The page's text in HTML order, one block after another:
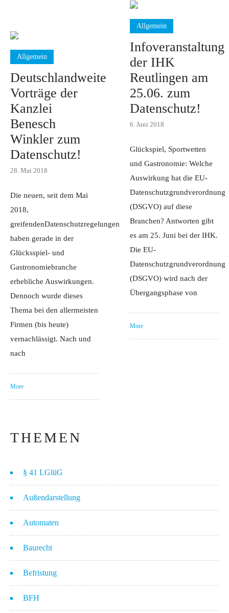
Allgemein
Infoveranstaltung
der IHK
Reutlingen am
25.06. zum
Datenschutz!
6. Juni 2018
Glückspiel, Sportwetten
und Gastronomie: Welche
Auswirkung hat die EU-
Datenschutzgrundverordnung
(DSGVO) auf diese
Branchen? Antworten gibt
es am 25. Juni bei der IHK.
Die EU-
Datenschutzgrundverordnung
(DSGVO) wird nach der
Übergangsphase von
More
Allgemein
Deutschlandweite
Vorträge der
Kanzlei
Benesch
Winkler zum
Datenschutz!
28. Mai 2018
Die neuen, seit dem Mai
2018,
greifendenDatenschutzregelungen
haben gerade in der
Glücksspiel- und
Gastronomiebranche
erhebliche Auswirkungen.
Dennoch wurde dieses
Thema bei den allermeisten
Firmen (bis heute)
vernachlässigt. Nach und
nach
More
THEMEN
§ 41 LGlüG
Außendarstellung
Automaten
Baurecht
Befristung
BFH